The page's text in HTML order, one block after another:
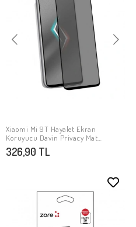
SEPETE EKLE
Xiaomi Mi 9T Hayalet Ekran
Koruyucu Davin Privacy Mat
Seramik Ekran Film
326,90 TL